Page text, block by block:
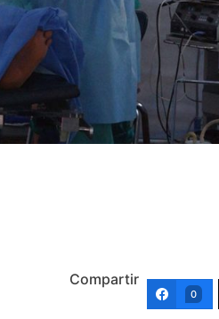
Compartir
0